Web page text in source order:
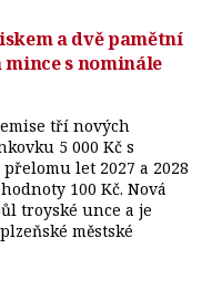
a dvě pamětní
s nominále
tří nových
5 000 Kč s
let 2027 a 2028
100 Kč. Nová
troyské unce a je
městské